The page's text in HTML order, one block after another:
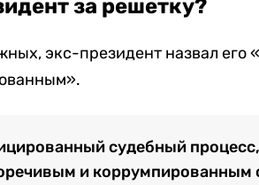
за решетку?
экс-президент назвал его
судебный
и коррумпированным